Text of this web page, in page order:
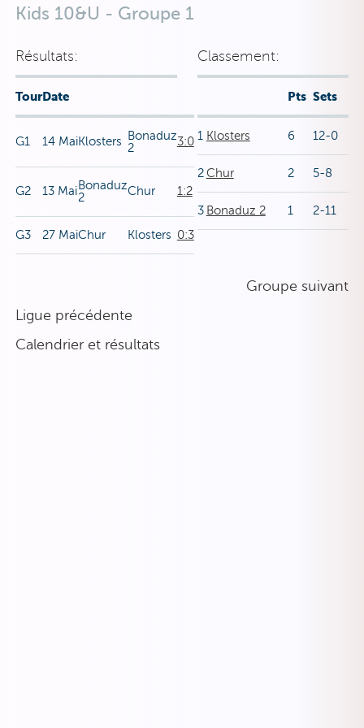
Kids 10&U - Groupe 1
Résultats:
TourDate
G1 14 MaiKlosters
Bonaduz
2
3:0
G2 13 Mai Bonaduz
2
Chur 1:2
G3 27 MaiChur Klosters 0:3
Classement:
Pts Sets
1 Klosters 6 12-0
2 Chur 2 5-8
3 Bonaduz 2 1 2-11
Groupe suivant
Ligue précédente
Calendrier et résultats